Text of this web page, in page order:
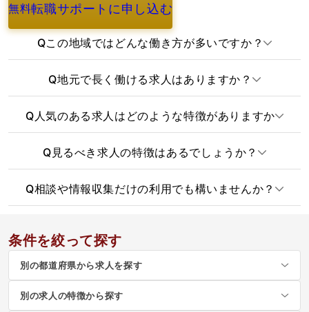
無料転職サポートに申し込む
よくあるご質問
Qこの地域ではどんな働き方が多いですか？
Q地元で長く働ける求人はありますか？
Q人気のある求人はどのような特徴がありますか
Q 見るべき求人の特徴はあるでしょうか？
Q相談や情報収集だけの利用でも構いませんか？
条件を絞って探す
別の都道府県から求人を探す
別の求人の特徴から探す